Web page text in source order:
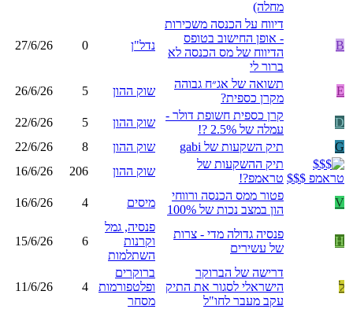
מחלה)
B
דיווח על הכנסה משכירות
- אופן החישוב בטופס
הדיווח של מס הכנסה לא
ברור לי
נדל"ן 0
27/6/26
E
תשואה של אג״ח גבוהה
מקרן כספית?
שוק ההון 5
26/6/26
D
קרן כספית חשופת דולר -
עמלה של 2.5% ?!
שוק ההון 5
22/6/26
G
תיק השקעות של gabi שוק ההון 8
22/6/26
תיק ההשקעות של
טראמפ?!
שוק ההון 206
16/6/26
V
פטור ממס הכנסה ורווחי
הון במצב נכות של 100%
מיסים 4
16/6/26
H
פנסיה גדולה מדי - צרות
של עשירים
פנסיה, גמל
וקרנות
השתלמות
6
15/6/26
ל
דרישה של הברוקר
הישראלי לסגור את התיק
עקב מעבר לחו"ל
ברוקרים
ופלטפורמות
מסחר
4
11/6/26